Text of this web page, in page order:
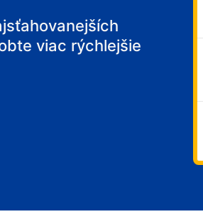
viac rýchlejšie